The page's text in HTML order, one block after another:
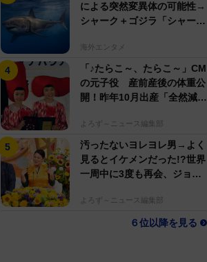
による突然変異体の可能性→
シャーク＋ゴジラ「シャーク
海外エンタメ
「♪たらこ～、たらこ～」CM
の元子役 産前産後の体重公
開！昨年10月出産「全然減ら
よろず～ニュース編集部
汚ったないヨレヨレ男→よく
見るとイケメンだった!?世界
一周中に3度も再会、ジョー
へ！【新婚さん】
よろず～ニュース編集部
６位以降を見る